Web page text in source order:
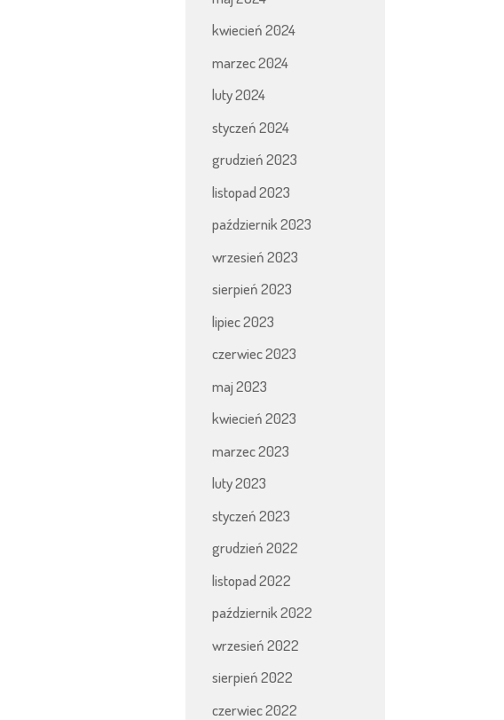
kwiecień 2024
marzec 2024
luty 2024
styczeń 2024
grudzień 2023
listopad 2023
październik 2023
wrzesień 2023
sierpień 2023
lipiec 2023
czerwiec 2023
maj 2023
kwiecień 2023
marzec 2023
luty 2023
styczeń 2023
grudzień 2022
listopad 2022
październik 2022
wrzesień 2022
sierpień 2022
czerwiec 2022